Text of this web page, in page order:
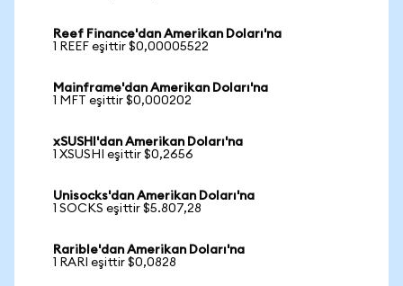
Reef Finance'dan Amerikan Doları'na
1 REEF eşittir $0,00005522
Mainframe'dan Amerikan Doları'na
1 MFT eşittir $0,000202
xSUSHI'dan Amerikan Doları'na
1 XSUSHI eşittir $0,2656
Unisocks'dan Amerikan Doları'na
1 SOCKS eşittir $5.807,28
Rarible'dan Amerikan Doları'na
1 RARI eşittir $0,0828